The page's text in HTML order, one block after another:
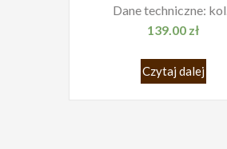
Dane techniczne: kol...
139.00 zł
Czytaj dalej